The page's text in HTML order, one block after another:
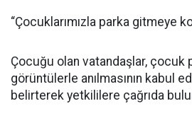
“Çocuklarımızla parka gitmeye
Çocuğu olan vatandaşlar, çocuk
görüntülerle anılmasının kabul
belirterek yetkililere çağrıda